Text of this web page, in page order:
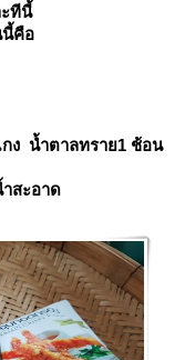
ะทีนี้
นี้คือ
ง น้ำตาลทราย1 ช้อน
สะอาด